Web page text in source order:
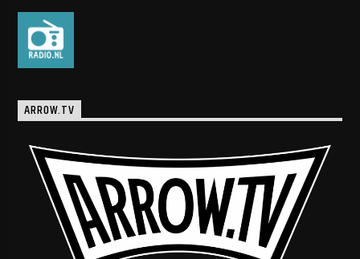
ARROW.TV